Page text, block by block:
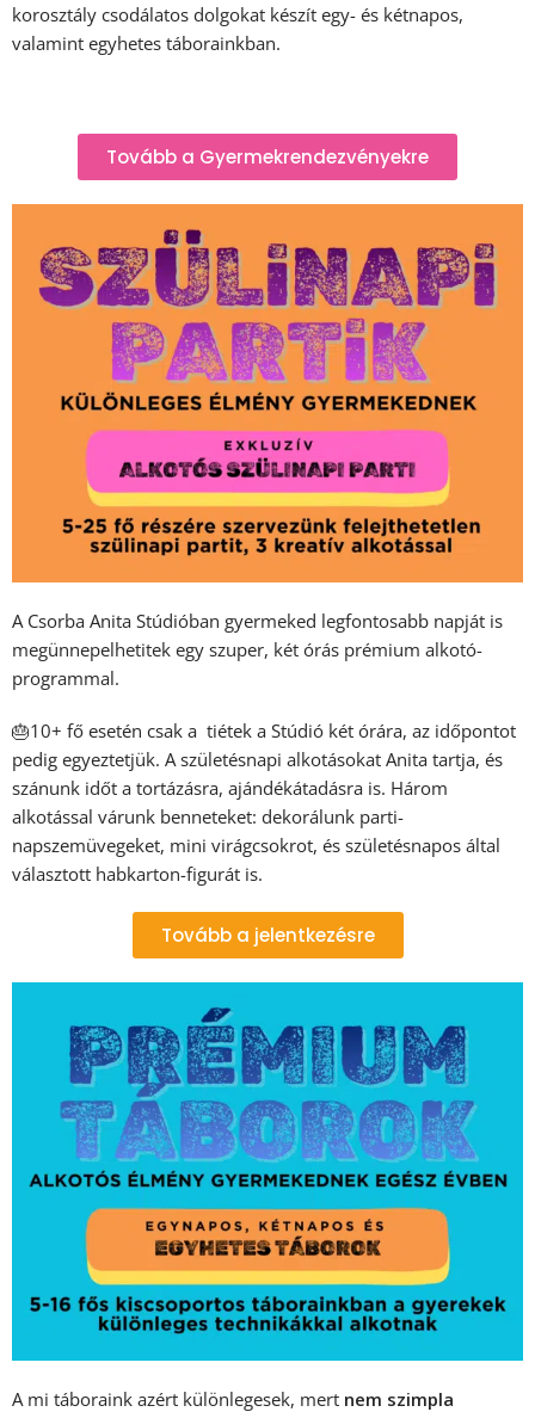
korosztály csodálatos dolgokat készít egy- és kétnapos,
valamint egyhetes táborainkban.
Tovább a Gyermekrendezvényekre
A Csorba Anita Stúdióban gyermeked legfontosabb napját is
megünnepelhetitek egy szuper, két órás prémium alkotó-
programmal.
🎂10+ fő esetén csak a tiétek a Stúdió két órára, az időpontot
pedig egyeztetjük. A születésnapi alkotásokat Anita tartja, és
szánunk időt a tortázásra, ajándékátadásra is. Három
alkotással várunk benneteket: dekorálunk parti-
napszemüvegeket, mini virágcsokrot, és születésnapos által
választott habkarton-figurát is.
Tovább a jelentkezésre
A mi táboraink azért különlegesek, mert nem szimpla